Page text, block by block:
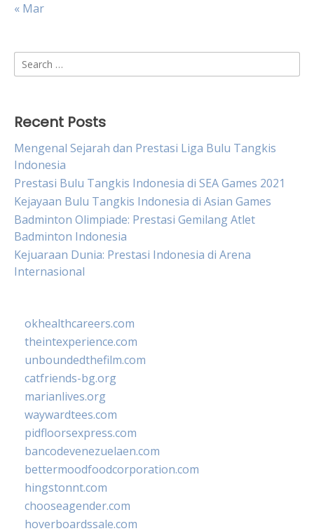
« Mar
Search
for:
Recent Posts
Mengenal Sejarah dan Prestasi Liga Bulu Tangkis
Indonesia
Prestasi Bulu Tangkis Indonesia di SEA Games 2021
Kejayaan Bulu Tangkis Indonesia di Asian Games
Badminton Olimpiade: Prestasi Gemilang Atlet
Badminton Indonesia
Kejuaraan Dunia: Prestasi Indonesia di Arena
Internasional
okhealthcareers.com
theintexperience.com
unboundedthefilm.com
catfriends-bg.org
marianlives.org
waywardtees.com
pidfloorsexpress.com
bancodevenezuelaen.com
bettermoodfoodcorporation.com
hingstonnt.com
chooseagender.com
hoverboardssale.com